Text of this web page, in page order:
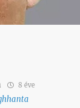
8 éve